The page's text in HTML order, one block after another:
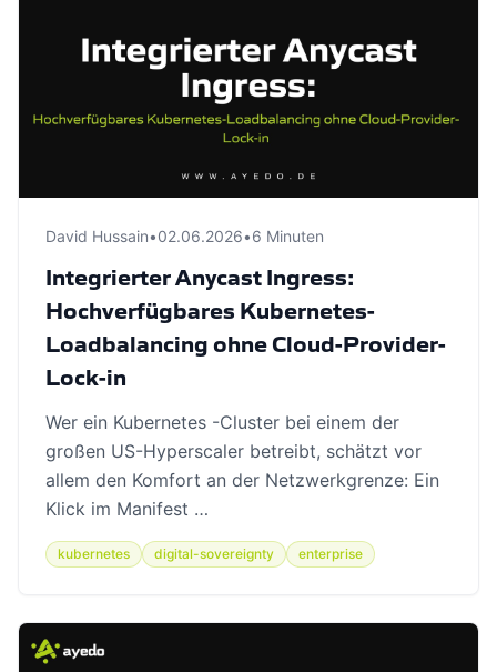
David Hussain•02.06.2026•6 Minuten
Integrierter Anycast Ingress:
Hochverfügbares Kubernetes-
Loadbalancing ohne Cloud-Provider-
Lock-in
Wer ein Kubernetes -Cluster bei einem der
großen US-Hyperscaler betreibt, schätzt vor
allem den Komfort an der Netzwerkgrenze: Ein
Klick im Manifest …
kubernetes digital-sovereignty enterprise